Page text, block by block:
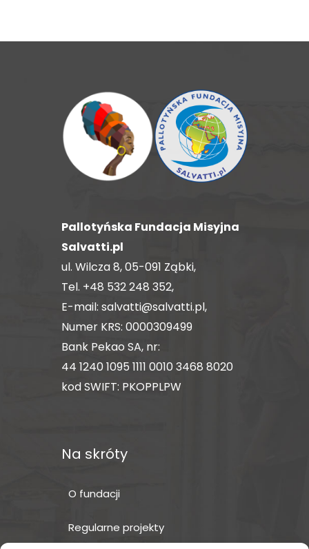
Pallotyńska Fundacja Misyjna
Salvatti.pl
ul. Wilcza 8, 05-091 Ząbki,
Tel. +48 532 248 352,
E-mail: salvatti@salvatti.pl,
Numer KRS: 0000309499
Bank Pekao SA, nr:
44 1240 1095 1111 0010 3468 8020
kod SWIFT: PKOPPLPW
Na skróty
O fundacji
Regularne projekty